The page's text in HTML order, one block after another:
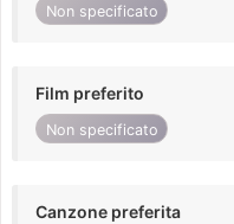
Non specificato
Film preferito
Non specificato
Canzone preferita